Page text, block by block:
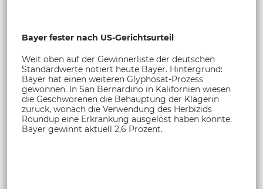
Bayer fester nach US-Gerichtsurteil
Weit oben auf der Gewinnerliste der deutschen
Standardwerte notiert heute Bayer. Hintergrund:
Bayer hat einen weiteren Glyphosat-Prozess
gewonnen. In San Bernardino in Kalifornien wiesen
die Geschworenen die Behauptung der Klägerin
zurück, wonach die Verwendung des Herbizids
Roundup eine Erkrankung ausgelöst haben könnte.
Bayer gewinnt aktuell 2,6 Prozent.